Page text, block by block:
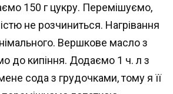
150 г цукру. Перемішуємо,
не розчиниться. Нагрівання
Вершкове масло з
до кипіння. Додаємо 1 ч. л з
сода з грудочками, тому я її